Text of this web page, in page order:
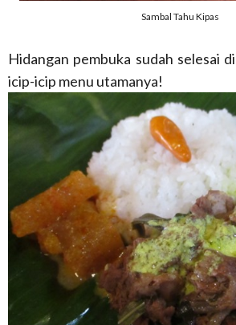
Sambal Tahu Kipas
Hidangan pembuka sudah selesai
icip-icip menu utamanya!